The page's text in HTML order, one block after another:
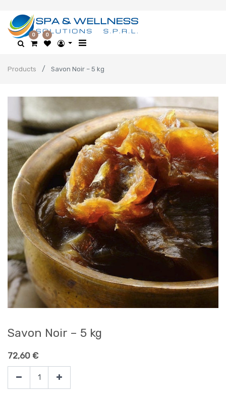
0 0
Products Savon Noir – 5 kg
Savon Noir – 5 kg
72,60 €